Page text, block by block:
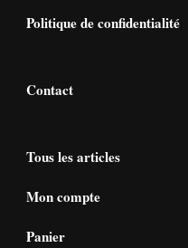
Politique de confidentialité
Contact
Tous les articles
Mon compte
Panier